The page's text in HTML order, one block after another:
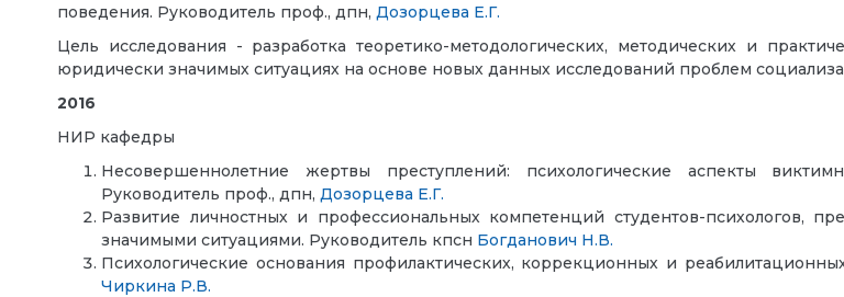
поведения. Руководитель проф., дпн, Дозорцева Е.Г.
Цель исследования - разработка теоретико-методологических, методических и
юридически значимых ситуациях на основе новых данных исследований проблем
2016
НИР кафедры
Несовершеннолетние жертвы преступлений: психологические аспекты
Руководитель проф., дпн, Дозорцева Е.Г.
Развитие личностных и профессиональных компетенций студентов-
значимыми ситуациями. Руководитель кпсн Богданович Н.В.
Психологические основания профилактических, коррекционных и
Чиркина Р.В.